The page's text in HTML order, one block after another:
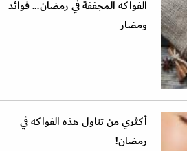
الفواكه المجففة في رمضان... فوائد
ومضار
أكثري من تناول هذه الفواكه في
رمضان!